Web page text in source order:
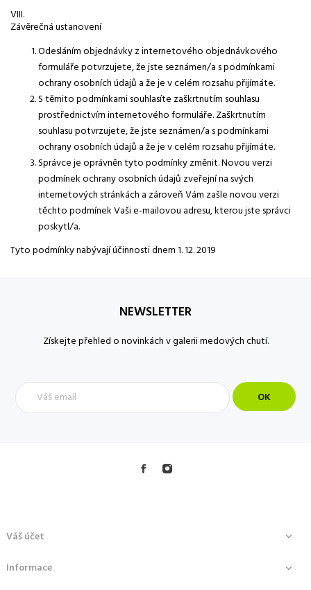
VIII.
Závěrečná ustanovení
Odesláním objednávky z internetového objednávkového
formuláře potvrzujete, že jste seznámen/a s podmínkami
ochrany osobních údajů a že je v celém rozsahu přijímáte.
S těmito podmínkami souhlasíte zaškrtnutím souhlasu
prostřednictvím internetového formuláře. Zaškrtnutím
souhlasu potvrzujete, že jste seznámen/a s podmínkami
ochrany osobních údajů a že je v celém rozsahu přijímáte.
Správce je oprávněn tyto podmínky změnit. Novou verzi
podmínek ochrany osobních údajů zveřejní na svých
internetových stránkách a zároveň Vám zašle novou verzi
těchto podmínek Vaši e-mailovou adresu, kterou jste správci
poskytl/a.
Tyto podmínky nabývají účinnosti dnem 1. 12. 2019
NEWSLETTER
Získejte přehled o novinkách v galerii medových chutí.
Váš účet 
Informace 